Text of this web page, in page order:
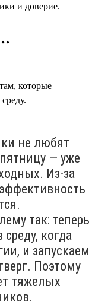
и доверие.
которые
не любят
— уже
Из-за
так: теперь
когда
и запускаем
Поэтому
тяжелых